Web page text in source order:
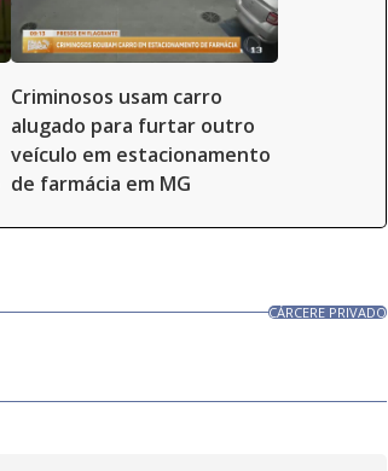
Criminosos usam carro
alugado para furtar outro
veículo em estacionamento
de farmácia em MG
CÁRCERE PRIVADO